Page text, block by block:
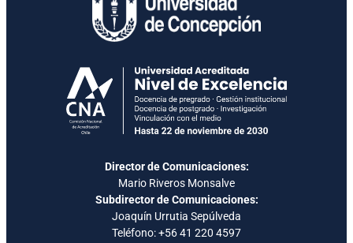
Director de Comunicaciones:
Mario Riveros Monsalve
Subdirector de Comunicaciones:
Joaquín Urrutia Sepúlveda
Teléfono:+56 41 220 4597